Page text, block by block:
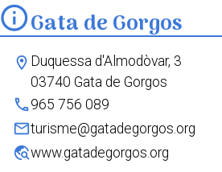
infoGata de Gorgos
location_on Duquessa d'Almodòvar, 3
03740 Gata de Gorgos
phone965 756 089
mailturisme@gatadegorgos.org
travel_explorewww.gatadegorgos.org